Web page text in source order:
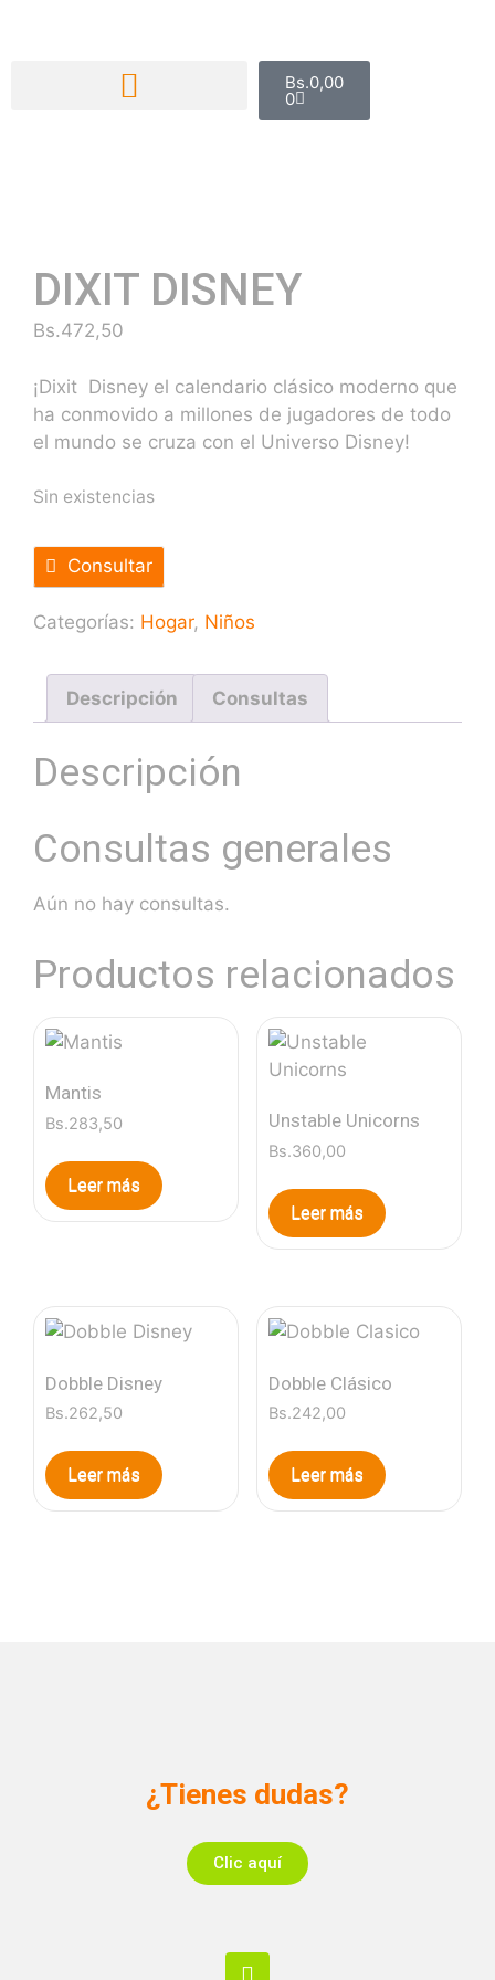
Bs.0,00
0
DIXIT DISNEY
Bs.472,50
¡Dixit Disney el calendario clásico moderno que
ha conmovido a millones de jugadores de todo
el mundo se cruza con el Universo Disney!
Sin existencias
Consultar
Categorías: Hogar, Niños
Descripción Consultas
Descripción
Consultas generales
Aún no hay consultas.
Productos relacionados
Mantis
Bs.283,50
Leer más
Unstable Unicorns
Bs.360,00
Leer más
Dobble Disney
Bs.262,50
Leer más
Dobble Clásico
Bs.242,00
Leer más
¿Tienes dudas?
Clic aquí